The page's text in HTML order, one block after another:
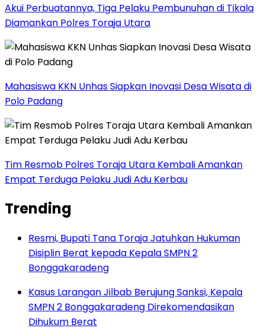
Akui Perbuatannya, Tiga Pelaku Pembunuhan di Tikala
Diamankan Polres Toraja Utara
Mahasiswa KKN Unhas Siapkan Inovasi Desa Wisata di
Polo Padang
Tim Resmob Polres Toraja Utara Kembali Amankan
Empat Terduga Pelaku Judi Adu Kerbau
Trending
Resmi, Bupati Tana Toraja Jatuhkan Hukuman
Disiplin Berat kepada Kepala SMPN 2
Bonggakaradeng
Kasus Larangan Jilbab Berujung Sanksi, Kepala
SMPN 2 Bonggakaradeng Direkomendasikan
Dihukum Berat